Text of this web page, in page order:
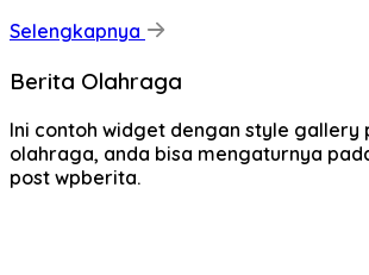
Selengkapnya
Berita Olahraga
Ini contoh widget dengan style gallery
olahraga, anda bisa mengaturnya
post wpberita.